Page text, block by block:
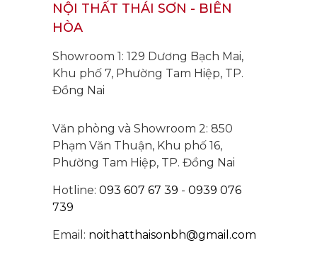
NỘI THẤT THÁI SƠN - BIÊN
HÒA
Showroom 1: 129 Dương Bạch Mai,
Khu phố 7, Phường Tam Hiệp, TP.
Đồng Nai
Văn phòng và Showroom 2: 850
Phạm Văn Thuận, Khu phố 16,
Phường Tam Hiệp, TP. Đồng Nai
Hotline: 093 607 67 39 - 0939 076
739
Email: noithatthaisonbh@gmail.com